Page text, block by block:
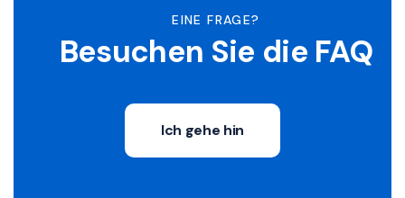
EINE FRAGE?
Besuchen Sie die FAQ
Ich gehe hin